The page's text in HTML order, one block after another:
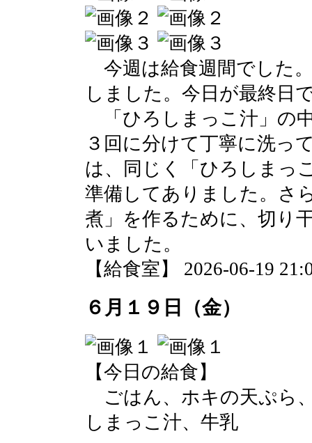
今週は給食週間でした
しました。今日が最終日
「ひろしまっこ汁」の
３回に分けて丁寧に洗っ
は、同じく「ひろしまっ
準備してありました。さ
煮」を作るために、切り
いました。
【給食室】 2026-06-19
６月１９日（金）
【今日の給食】
ごはん、ホキの天ぷら
しまっこ汁、牛乳